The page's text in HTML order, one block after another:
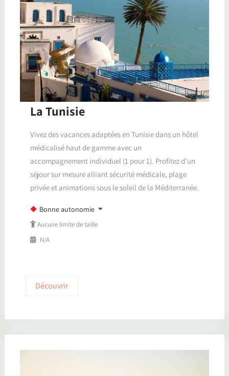
La Tunisie
Vivez des vacances adaptées en Tunisie dans un hôtel
médicalisé haut de gamme avec un
accompagnement individuel (1 pour 1). Profitez d’un
séjour sur mesure alliant sécurité médicale, plage
privée et animations sous le soleil de la Méditerranée.
Bonne autonomie
Aucune limite de taille
N/A
Découvrir